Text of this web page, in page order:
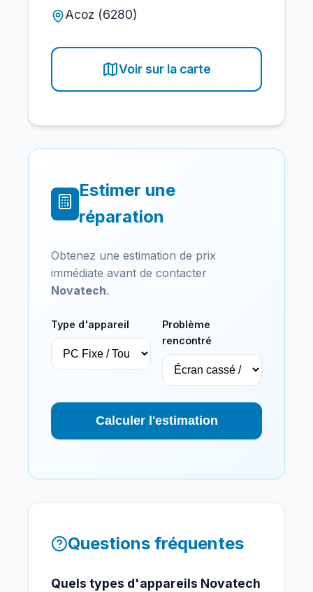
Acoz (6280)
Voir sur la carte
Estimer une
réparation
Obtenez une estimation de prix
immédiate avant de contacter
Novatech.
Type d'appareil
Problème
rencontré
Calculer l'estimation
Questions fréquentes
Quels types d'appareils Novatech